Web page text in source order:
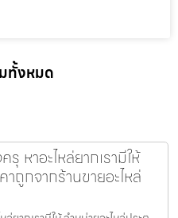
ทั้งหมด
หาอะไหล่ยากเรามีให้
าถูกจากร้านขายอะไหล่